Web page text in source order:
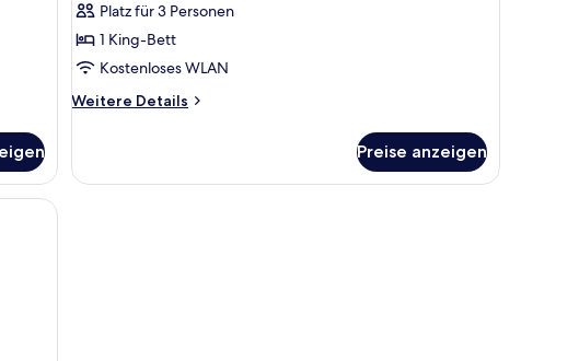
Platz für 3 Personen
1 King-Bett
Kostenloses WLAN
Weitere Details
Weitere
Doppelzimmer
Preise anzeigen
Sessel.
Bett mit schwarz-weißen Streifen-Kissen, ein an der Wand befestigter Nachttisch mit